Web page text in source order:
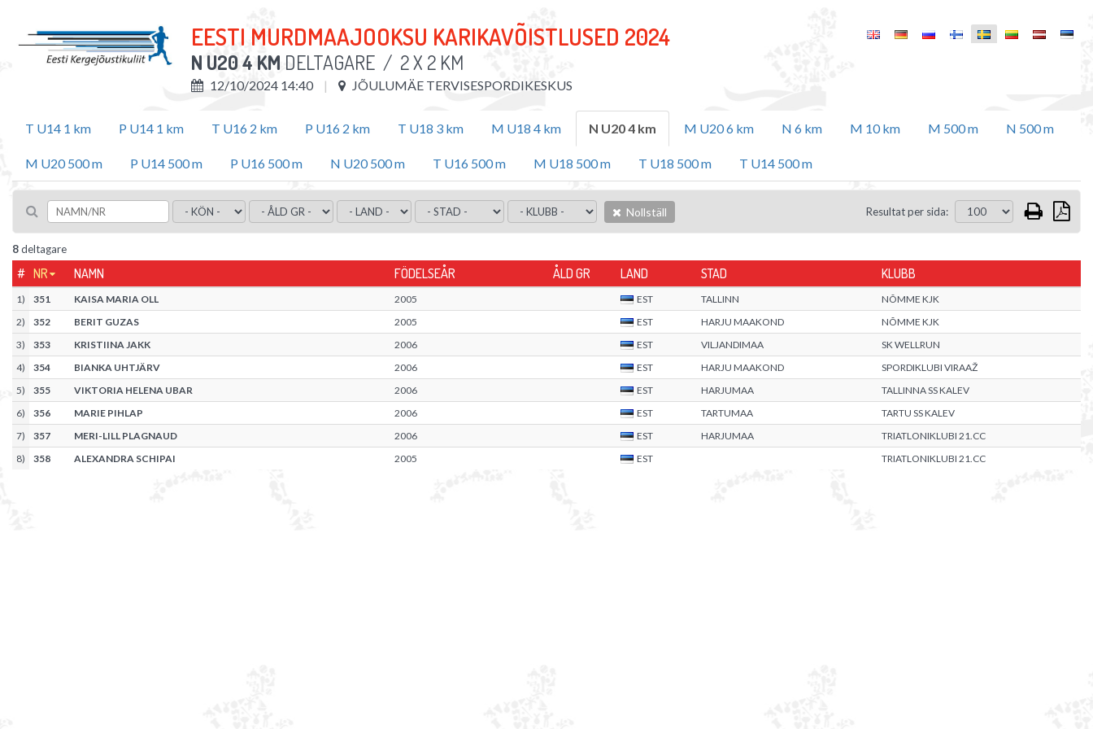
EESTI MURDMAAJOOKSU KARIKAVÕISTLUSED 2024
N U20 4 KM DELTAGARE / 2 X 2 KM
12/10/2024 14:40 JÕULUMÄE TERVISESPORDIKESKUS
T U14 1 km P U14 1 km T U16 2 km P U16 2 km T U18 3 km M U18 4 km N U20 4 km M U20 6 km N 6 km M 10 km M 500 m N 500 m
M U20 500 m P U14 500 m P U16 500 m N U20 500 m T U16 500 m M U18 500 m T U18 500 m T U14 500 m
Nollställ Resultat per sida:
8deltagare
# NR NAMN FÖDELSEÅR ÅLD GR LAND STAD KLUBB
1) 351 KAISA MARIA OLL 2005 EST TALLINN
NÕMME KJK
2) 352 BERIT GUZAS 2005 EST HARJU MAAKOND
NÕMME KJK
3) 353 KRISTIINA JAKK 2006 EST VILJANDIMAA
SK WELLRUN
4) 354 BIANKA UHTJÄRV 2006 EST HARJU MAAKOND
SPORDIKLUBI VIRAAŽ
5) 355 VIKTORIA HELENA UBAR 2006 EST HARJUMAA
TALLINNA SS KALEV
6) 356 MARIE PIHLAP 2006 EST TARTUMAA
TARTU SS KALEV
7) 357 MERI-LILL PLAGNAUD 2006 EST HARJUMAA
TRIATLONIKLUBI 21.CC
8) 358 ALEXANDRA SCHIPAI 2005 EST TRIATLONIKLUBI 21.CC